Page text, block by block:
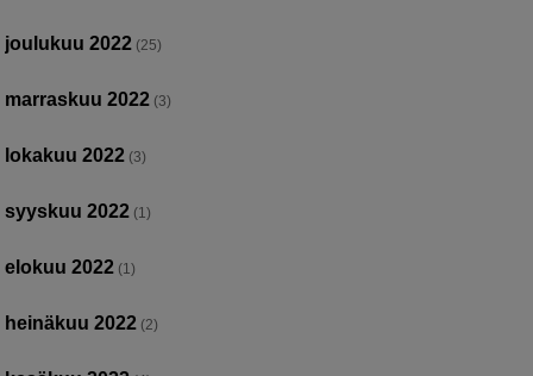
joulukuu 2022 (25)
marraskuu 2022 (3)
lokakuu 2022 (3)
syyskuu 2022 (1)
elokuu 2022 (1)
heinäkuu 2022 (2)